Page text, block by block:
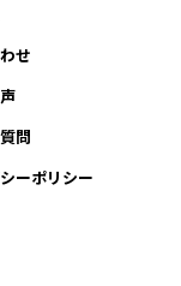
せ
問
ーポリシー